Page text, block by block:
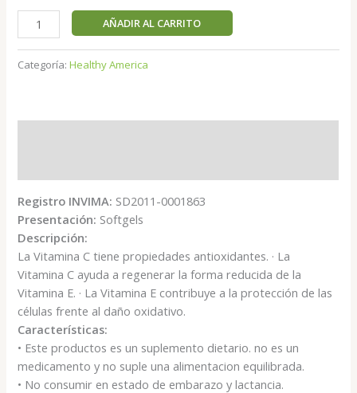
AÑADIR AL CARRITO
Categoría:Healthy America
Registro INVIMA: SD2011-0001863
Presentación: Softgels
Descripción:
La Vitamina C tiene propiedades antioxidantes. · La
Vitamina C ayuda a regenerar la forma reducida de la
Vitamina E. · La Vitamina E contribuye a la protección de las
células frente al daño oxidativo.
Características:
• Este productos es un suplemento dietario. no es un
medicamento y no suple una alimentacion equilibrada.
• No consumir en estado de embarazo y lactancia.